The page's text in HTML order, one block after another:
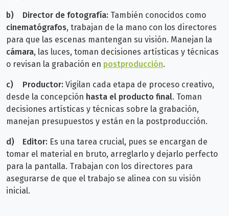
b) Director de fotografía: También conocidos como
cinematógrafos, trabajan de la mano con los directores
para que las escenas mantengan su visión. Manejan la
cámara, las luces, toman decisiones artísticas y técnicas
o revisan la grabación en postproducción.
c) Productor: Vigilan cada etapa de proceso creativo,
desde la concepción hasta el producto final. Toman
decisiones artísticas y técnicas sobre la grabación,
manejan presupuestos y están en la postproducción.
d) Editor: Es una tarea crucial, pues se encargan de
tomar el material en bruto, arreglarlo y dejarlo perfecto
para la pantalla. Trabajan con los directores para
asegurarse de que el trabajo se alinea con su visión
inicial.